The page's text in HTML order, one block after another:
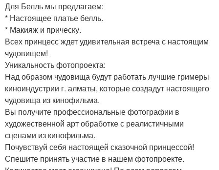
Для Белль мы предлагаем:
* Настоящее платье белль.
* Макияж и прическу.
Всех принцесс ждет удивительная встреча с настоящим
чудовищем!
Уникальность фотопроекта:
Над образом чудовища будут работать лучшие гримеры
киноиндустрии г. алматы, которые создадут настоящего
чудовища из кинофильма.
Вы получите профессиональные фотографии в
художественной арт обработке с реалистичными
сценами из кинофильма.
Почувствуй себя настоящей сказочной принцессой!
Спешите принять участие в нашем фотопроекте.